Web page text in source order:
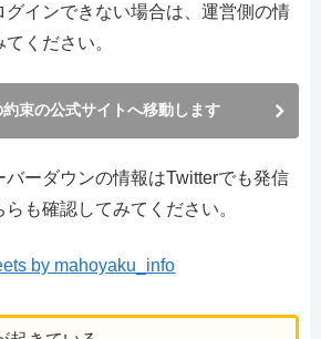
グインできない場合は、運営側の情
ください。
束の公式サイトへ移動します
バーダウンの情報はTwitterでも発信
も確認してみてください。
by mahoyaku_info